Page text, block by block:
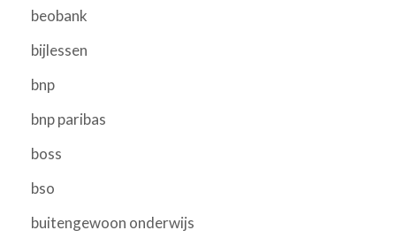
beobank
bijlessen
bnp
bnp paribas
boss
bso
buitengewoon onderwijs